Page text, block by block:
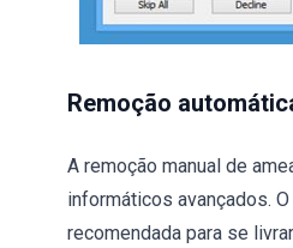
Remoção
A remoção manual de
informáticos avançados.
recomendada para se